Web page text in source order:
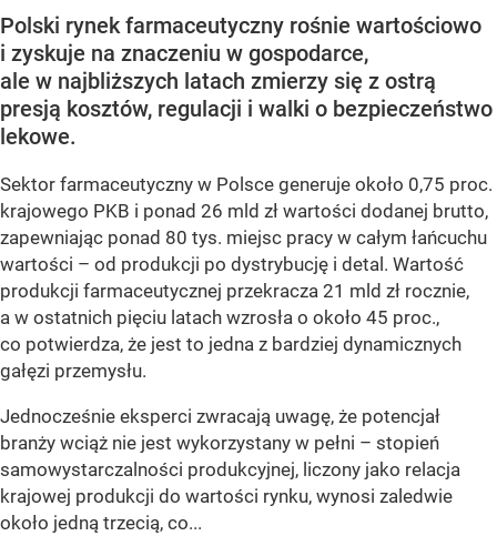
Polski rynek farmaceutyczny rośnie wartościowo
i zyskuje na znaczeniu w gospodarce,
ale w najbliższych latach zmierzy się z ostrą
presją kosztów, regulacji i walki o bezpieczeństwo
lekowe.
Sektor farmaceutyczny w Polsce generuje około 0,75 proc.
krajowego PKB i ponad 26 mld zł wartości dodanej brutto,
zapewniając ponad 80 tys. miejsc pracy w całym łańcuchu
wartości – od produkcji po dystrybucję i detal. Wartość
produkcji farmaceutycznej przekracza 21 mld zł rocznie,
a w ostatnich pięciu latach wzrosła o około 45 proc.,
co potwierdza, że jest to jedna z bardziej dynamicznych
gałęzi przemysłu.
Jednocześnie eksperci zwracają uwagę, że potencjał
branży wciąż nie jest wykorzystany w pełni – stopień
samowystarczalności produkcyjnej, liczony jako relacja
krajowej produkcji do wartości rynku, wynosi zaledwie
około jedną trzecią, co...